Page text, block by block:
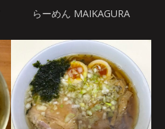
らーめん MAIKAGURA